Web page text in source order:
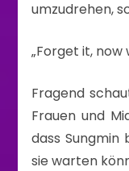
umzudrehen,
„Forget it, now
Fragend
Frauen und
dass Sungmin
sie warten